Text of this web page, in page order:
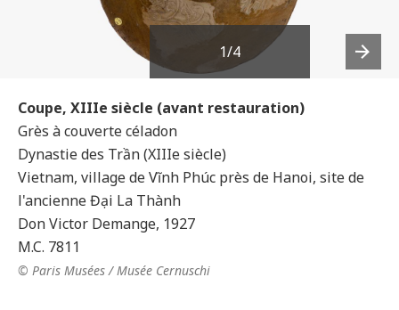
Coupe, XIIIe siècle (avant restauration)
Grès à couverte céladon
Dynastie des Trần (XIIIe siècle)
Vietnam, village de Vĩnh Phúc près de Hanoi, site de
l'ancienne Đại La Thành
Don Victor Demange, 1927
M.C. 7811
© Paris Musées / Musée Cernuschi
1/4
Next